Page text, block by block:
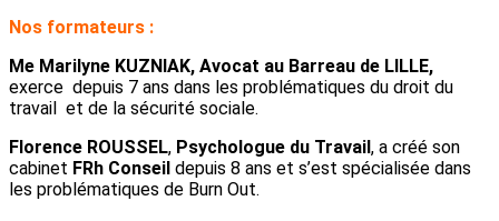
Nos formateurs :
Me Marilyne KUZNIAK, Avocat au Barreau de LILLE,
exerce depuis 7 ans dans les problématiques du droit du
travail et de la sécurité sociale.
Florence ROUSSEL, Psychologue du Travail, a créé son
cabinet FRh Conseil depuis 8 ans et s’est spécialisée dans
les problématiques de Burn Out.